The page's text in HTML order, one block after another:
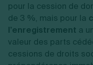
pour la cession de
de 3 %, mais pour la
l’enregistrement a
valeur des parts
cessions de droits